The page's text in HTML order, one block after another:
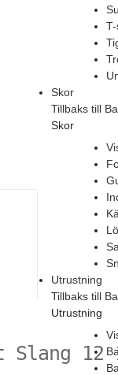
Skor
Tillbaks till
Skor
Utrustning
Tillbaks till
Utrustning
12